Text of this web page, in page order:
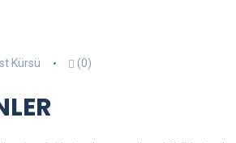
Kürsü (0)